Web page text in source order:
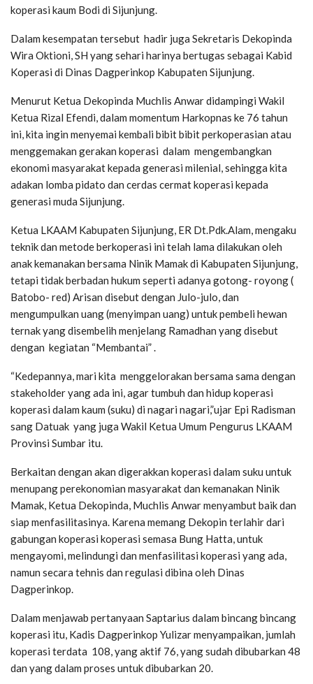
koperasi kaum Bodi di Sijunjung.
Dalam kesempatan tersebut hadir juga Sekretaris Dekopinda
Wira Oktioni, SH yang sehari harinya bertugas sebagai Kabid
Koperasi di Dinas Dagperinkop Kabupaten Sijunjung.
Menurut Ketua Dekopinda Muchlis Anwar didampingi Wakil
Ketua Rizal Efendi, dalam momentum Harkopnas ke 76 tahun
ini, kita ingin menyemai kembali bibit bibit perkoperasian atau
menggemakan gerakan koperasi dalam mengembangkan
ekonomi masyarakat kepada generasi milenial, sehingga kita
adakan lomba pidato dan cerdas cermat koperasi kepada
generasi muda Sijunjung.
Ketua LKAAM Kabupaten Sijunjung, ER Dt.Pdk.Alam, mengaku
teknik dan metode berkoperasi ini telah lama dilakukan oleh
anak kemanakan bersama Ninik Mamak di Kabupaten Sijunjung,
tetapi tidak berbadan hukum seperti adanya gotong- royong (
Batobo- red) Arisan disebut dengan Julo-julo, dan
mengumpulkan uang (menyimpan uang) untuk pembeli hewan
ternak yang disembelih menjelang Ramadhan yang disebut
dengan kegiatan “Membantai” .
“Kedepannya, mari kita menggelorakan bersama sama dengan
stakeholder yang ada ini, agar tumbuh dan hidup koperasi
koperasi dalam kaum (suku) di nagari nagari,”ujar Epi Radisman
sang Datuak yang juga Wakil Ketua Umum Pengurus LKAAM
Provinsi Sumbar itu.
Berkaitan dengan akan digerakkan koperasi dalam suku untuk
menupang perekonomian masyarakat dan kemanakan Ninik
Mamak, Ketua Dekopinda, Muchlis Anwar menyambut baik dan
siap menfasilitasinya. Karena memang Dekopin terlahir dari
gabungan koperasi koperasi semasa Bung Hatta, untuk
mengayomi, melindungi dan menfasilitasi koperasi yang ada,
namun secara tehnis dan regulasi dibina oleh Dinas
Dagperinkop.
Dalam menjawab pertanyaan Saptarius dalam bincang bincang
koperasi itu, Kadis Dagperinkop Yulizar menyampaikan, jumlah
koperasi terdata 108, yang aktif 76, yang sudah dibubarkan 48
dan yang dalam proses untuk dibubarkan 20.